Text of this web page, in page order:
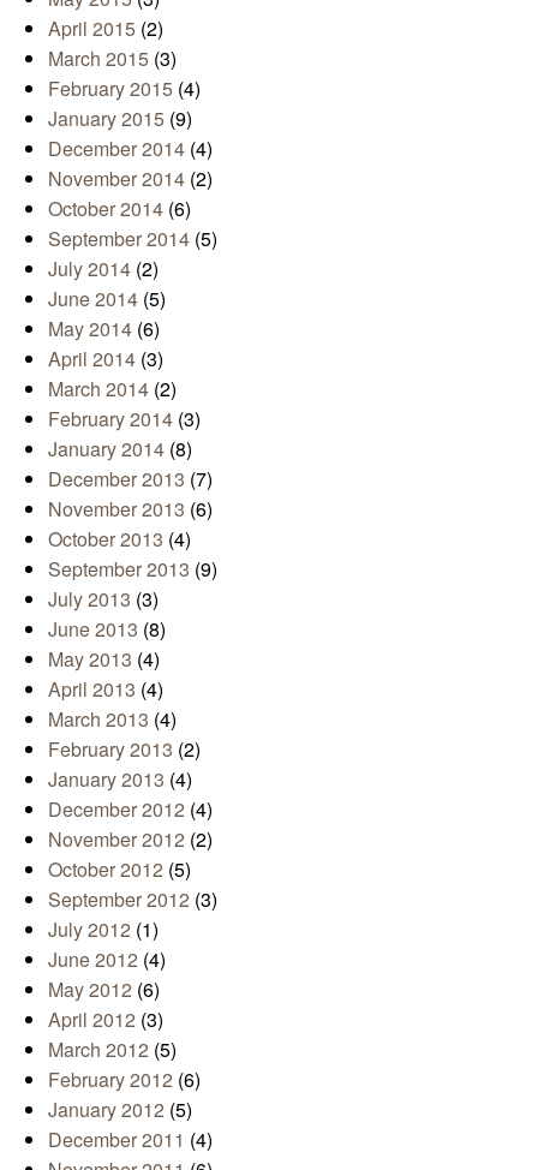
April 2015 (2)
March 2015 (3)
February 2015 (4)
January 2015 (9)
December 2014 (4)
November 2014 (2)
October 2014 (6)
September 2014 (5)
July 2014 (2)
June 2014 (5)
May 2014 (6)
April 2014 (3)
March 2014 (2)
February 2014 (3)
January 2014 (8)
December 2013 (7)
November 2013 (6)
October 2013 (4)
September 2013 (9)
July 2013 (3)
June 2013 (8)
May 2013 (4)
April 2013 (4)
March 2013 (4)
February 2013 (2)
January 2013 (4)
December 2012 (4)
November 2012 (2)
October 2012 (5)
September 2012 (3)
July 2012 (1)
June 2012 (4)
May 2012 (6)
April 2012 (3)
March 2012 (5)
February 2012 (6)
January 2012 (5)
December 2011 (4)